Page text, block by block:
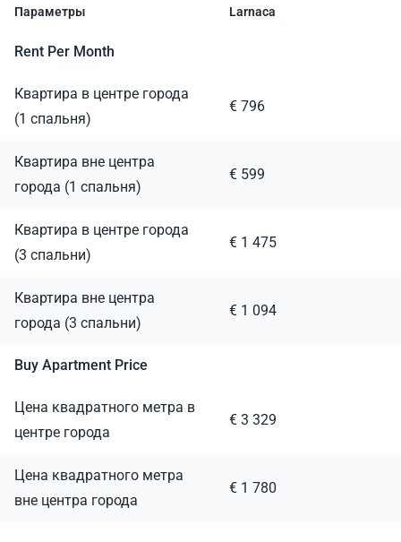
Параметры Larnaca
Rent Per Month
Квартира в центре города
(1 спальня)
€ 796
Квартира вне центра
города (1 спальня)
€ 599
Квартира в центре города
(3 спальни)
€ 1 475
Квартира вне центра
города (3 спальни)
€ 1 094
Buy Apartment Price
Цена квадратного метра в
центре города
€ 3 329
Цена квадратного метра
вне центра города
€ 1 780